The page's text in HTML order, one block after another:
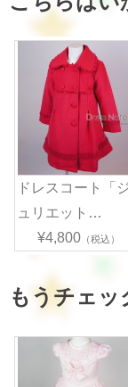
ドレスコート「
ュリエット…
¥4,800（税込）
もうチェッ